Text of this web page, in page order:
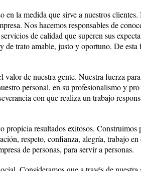
en la medida que sirve a nuestros
Nos hacemos responsables de
de calidad que superen sus
de trato amable, justo y oportuno. De esta
valor de nuestra gente. Nuestra fuerza
personal, en su profesionalismo y
con que realiza un trabajo
propicia resultados exitosos. Construimos
respeto, confianza, alegría, trabajo
de personas, para servir a personas.